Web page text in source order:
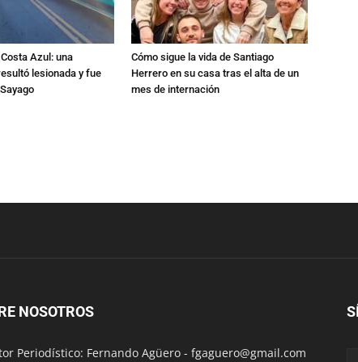
Azul: una
lesionada y fue
Cómo sigue la vida de Santiago
Herrero en su casa tras el alta de un
mes de internación
NOSOTROS
Periodístico: Fernando Agüero - fgaguero@gmail.com